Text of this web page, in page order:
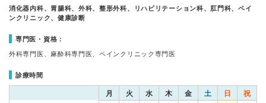
消化器内科、胃腸科、外科、整形外科、リハビリテーション科、肛門科、ペイ
ンクリニック、健康診断
専門医・資格：
外科専門医、麻酔科専門医、ペインクリニック専門医
診療時間
月 火 水 木 金 土 日 祝